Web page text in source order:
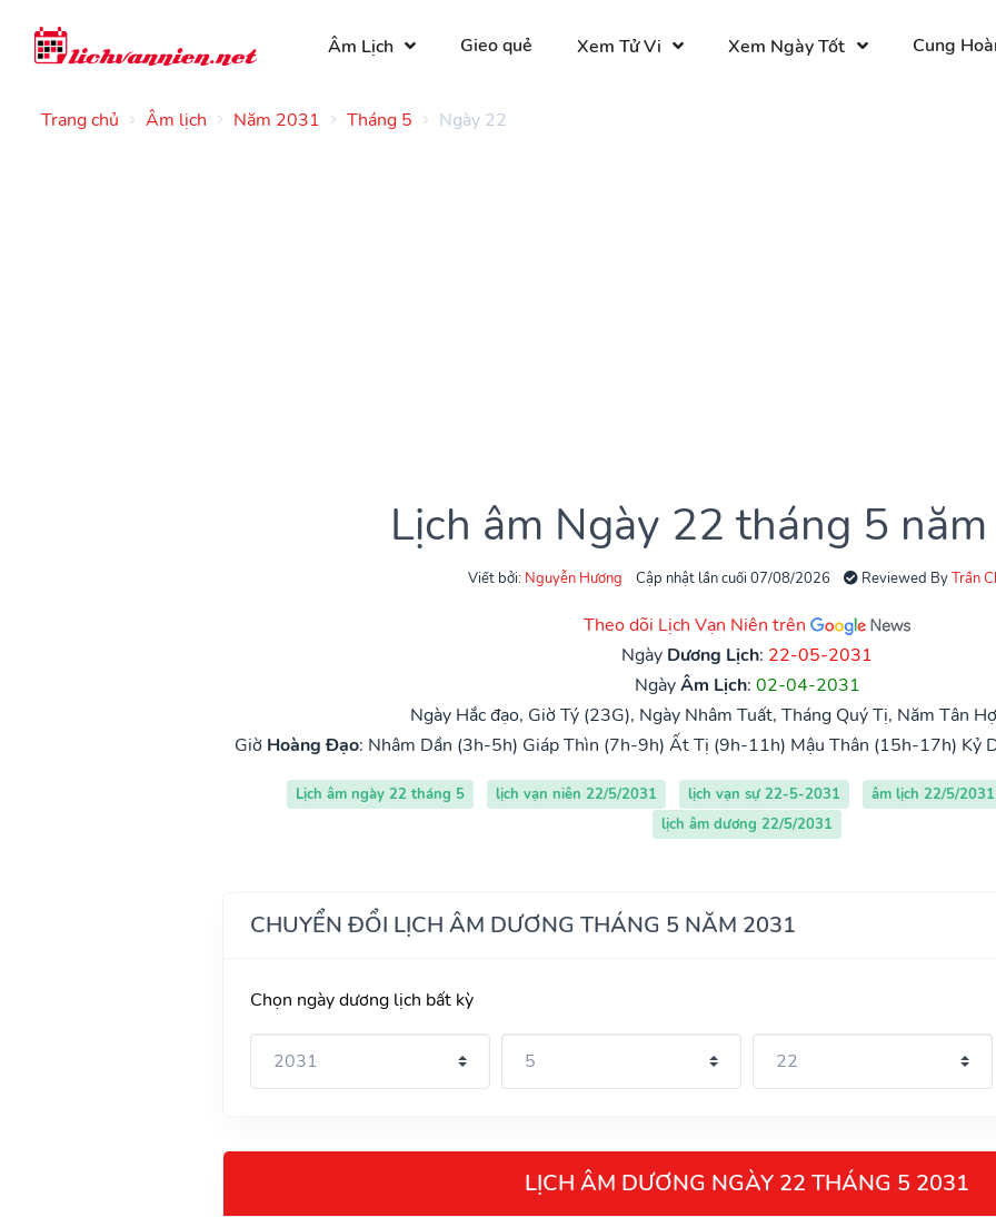
Âm Lịch Gieo quẻ Xem Tử Vi Xem Ngày Tốt Cung
Trang chủ Âm lịch Năm 2031 Tháng 5 Ngày 22
Lịch âm Ngày 22 tháng 5
Viết bởi: Nguyễn Hương Cập nhật lần cuối 07/08/2026 Reviewed ByTrần
Theo dõi Lịch Vạn Niên trên
Ngày Dương Lịch: 22-05-2031
NgàyÂm Lịch: 02-04-2031
Ngày Hắc đạo, Giờ Tý (23G), Ngày Nhâm Tuất, Tháng Quý Tị, Năm Tân
Giờ Hoàng Đạo: Nhâm Dần (3h-5h) Giáp Thìn (7h-9h) Ất Tị (9h-11h) Mậu Thân (15h-17h) Kỷ
Lịch âm ngày 22 tháng 5 lịch vạn niên 22/5/2031 lịch vạn sự 22-5-2031 âm lịch 22/5/2031
lịch âm dương 22/5/2031
CHUYỂN ĐỔI LỊCH ÂM DƯƠNG THÁNG 5 NĂM 2031
Chọn ngày dương lịch bất kỳ
LỊCH ÂM DƯƠNG NGÀY 22 THÁNG 5 2031